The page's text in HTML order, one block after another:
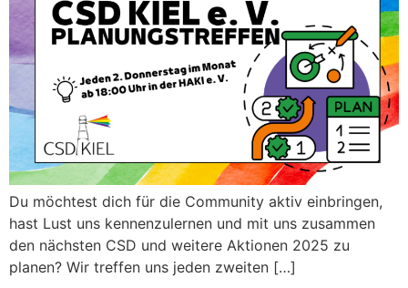
Du möchtest dich für die Community aktiv einbringen,
hast Lust uns kennenzulernen und mit uns zusammen
den nächsten CSD und weitere Aktionen 2025 zu
planen? Wir treffen uns jeden zweiten […]